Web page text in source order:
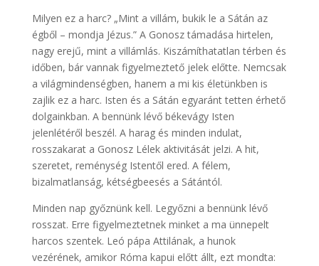
Milyen ez a harc? „Mint a villám, bukik le a Sátán az
égből – mondja Jézus.” A Gonosz támadása hirtelen,
nagy erejű, mint a villámlás. Kiszámíthatatlan térben és
időben, bár vannak figyelmeztető jelek előtte. Nemcsak
a világmindenségben, hanem a mi kis életünkben is
zajlik ez a harc. Isten és a Sátán egyaránt tetten érhető
dolgainkban. A bennünk lévő békevágy Isten
jelenlétéről beszél. A harag és minden indulat,
rosszakarat a Gonosz Lélek aktivitását jelzi. A hit,
szeretet, reménység Istentől ered. A félem,
bizalmatlanság, kétségbeesés a Sátántól.
Minden nap győznünk kell. Legyőzni a bennünk lévő
rosszat. Erre figyelmeztetnek minket a ma ünnepelt
harcos szentek. Leó pápa Attilának, a hunok
vezérének, amikor Róma kapui előtt állt, ezt mondta: